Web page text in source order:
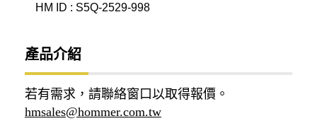
HM ID : S5Q-2529-998
產品介紹
若有需求，請聯絡窗口以取得報價。
hmsales@hommer.com.tw